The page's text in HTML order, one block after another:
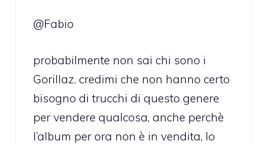
@Fabio
probabilmente non sai chi sono i
Gorillaz. credimi che non hanno certo
bisogno di trucchi di questo genere
per vendere qualcosa, anche perchè
l’album per ora non è in vendita, lo